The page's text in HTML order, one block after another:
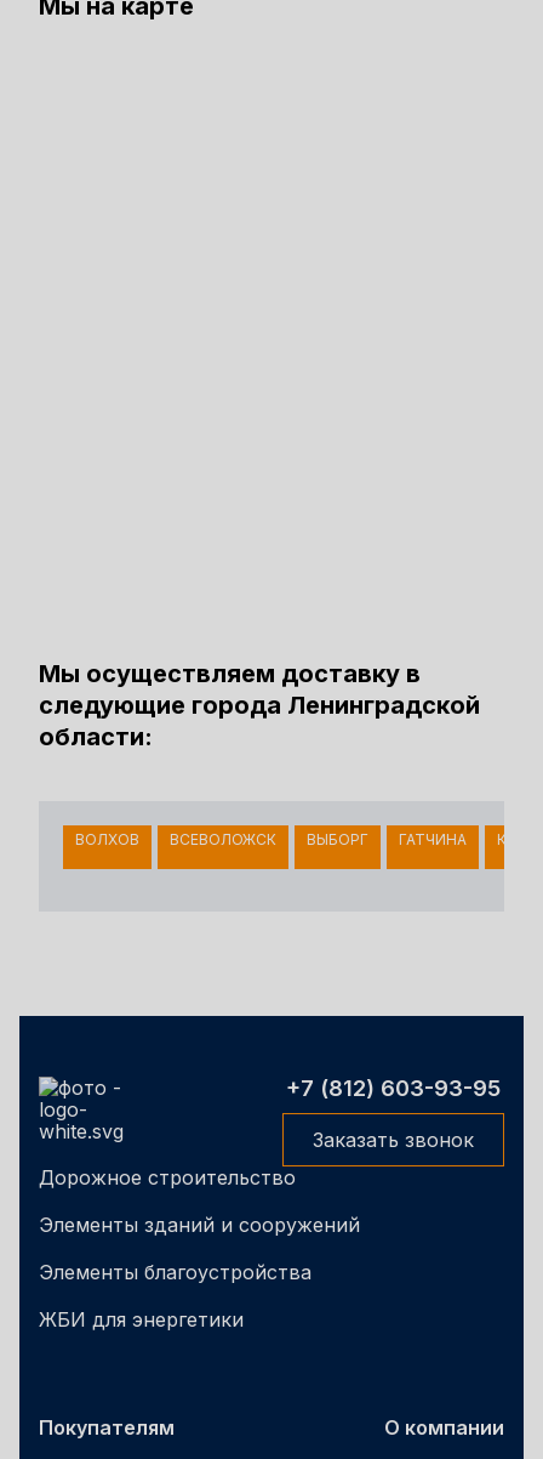
Мы осуществляем доставку в
следующие города Ленинградской
области:
ВОЛХОВ ВСЕВОЛОЖСК ВЫБОРГ ГАТЧИНА
+7 (812) 603-93-95
Заказать звонок
Дорожное строительство
Элементы зданий и сооружений
Элементы благоустройства
ЖБИ для энергетики
Покупателям
О компании